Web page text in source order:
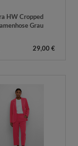
HW Cropped
Grau
29,00 €